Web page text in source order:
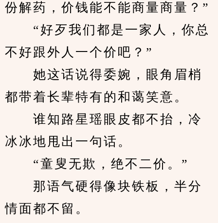
份解药，价钱能不能商量商量？”
“好歹我们都是一家人，你总
不好跟外人一个价吧？”
她这话说得委婉，眼角眉梢
都带着长辈特有的和蔼笑意。
谁知路星瑶眼皮都不抬，冷
冰冰地甩出一句话。
“童叟无欺，绝不二价。”
那语气硬得像块铁板，半分
情面都不留。